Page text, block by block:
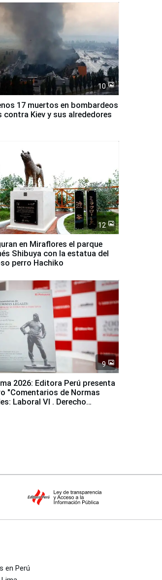
10
17 muertos en bombardeos
contra Kiev y sus alrededores
12
en Miraflores el parque
Shibuya con la estatua del
perro Hachiko
9
2026: Editora Perú presenta
"Comentarios de Normas
Laboral Vl . Derecho
en Perú